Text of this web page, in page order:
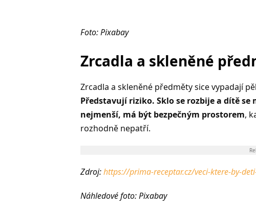
Foto: Pixabay
Zrcadla a skleněné
Zrcadla a skleněné předměty sice vypadají
Představují riziko. Sklo se rozbije a dítě
nejmenší, má být bezpečným prostorem,
rozhodně nepatří.
Zdroj:https://prima-receptar.cz/veci-ktere-by-
Náhledové foto: Pixabay